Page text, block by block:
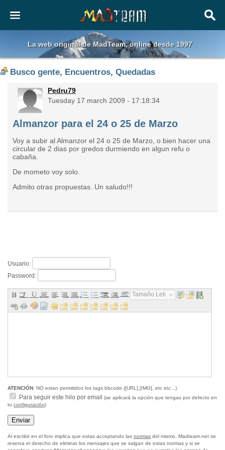
La web original de MadTeam, online desde 1997
Busco gente, Encuentros, Quedadas
Pedru79
Tuesday 17 march 2009 - 17:18:34
Almanzor para el 24 o 25 de Marzo
Voy a subir al Almanzor el 24 o 25 de Marzo, o bien hacer una
circular de 2 dias por gredos durmiendo en algun refu o
cabaña.
De mometo voy solo.
Admito otras propuestas. Un saludo!!!
Usuario:
Password:
Tamaño Letra...
ATENCIÓN: NO estan permitidos los tags bbcode ([URL],[IMG], etc etc...)
Para seguir este hilo por email
(se aplicará la opción que tengas por defecto en
tu configuración)
Al escribir en el foro implica que estas acceptando las normas del mismo, Madteam.net se
reserva el derecho de eliminar los mensajes que se salgan de estas normas y si se